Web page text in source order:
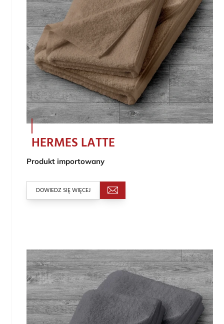
HERMES LATTE
Produkt importowany
DOWIEDZ SIĘ WIĘCEJ